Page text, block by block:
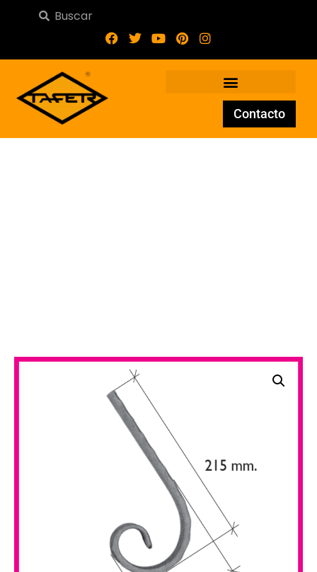
Contacto